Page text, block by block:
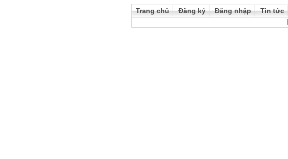
Trang chủ Đăng ký Đăng nhập Tin tức